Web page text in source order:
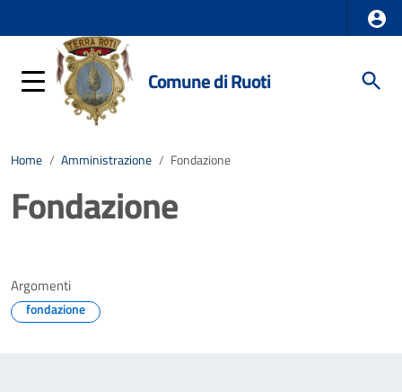
Comune di Ruoti
Home / Amministrazione / Fondazione
Fondazione
Argomenti
fondazione